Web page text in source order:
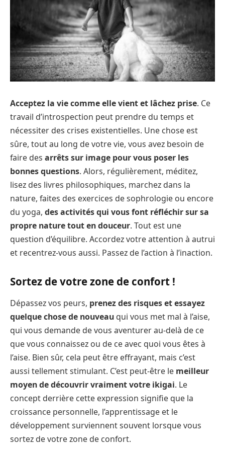
Acceptez la vie comme elle vientet lâchez prise. Ce
travail d’introspection peut prendre du temps et
nécessiter des crises existentielles. Une chose est
sûre, tout au long de votre vie, vous avez besoin de
faire des arrêts sur image pour vous poser les
bonnes questions. Alors, régulièrement, méditez,
lisez des livres philosophiques, marchez dans la
nature, faites des exercices de sophrologie ou encore
du yoga, des activités qui vous font réfléchir sur sa
propre nature tout en douceur. Tout est une
question d’équilibre. Accordez votre attention à autrui
et recentrez-vous aussi. Passez de l’action à l’inaction.
Sortez de votre zone de confort !
Dépassez vos peurs, prenez des risques et essayez
quelque chose de nouveau qui vous met mal à l’aise,
qui vous demande de vous aventurer au-delà de ce
que vous connaissez ou de ce avec quoi vous êtes à
l’aise. Bien sûr, cela peut être effrayant, mais c’est
aussi tellement stimulant. C’est peut-être le meilleur
moyen de découvrir vraimentvotre ikigai. Le
concept derrière cette expression signifie que la
croissance personnelle, l’apprentissage et le
développement surviennent souvent lorsque vous
sortez de votre zone de confort.